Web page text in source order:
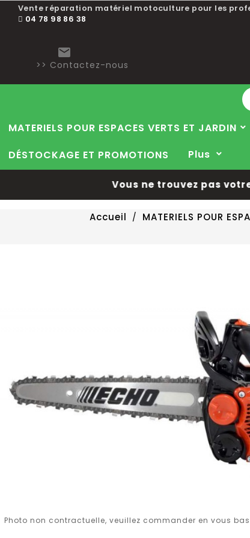
Vente réparation matériel motoculture pour les
04 78 98 86 38

>> Contactez-nous
MATERIELS POUR ESPACES VERTS ET JARDIN
DÉSTOCKAGE ET PROMOTIONS
Plus
Vous ne trouvez pas votre
Accueil MATERIELS POUR
Photo non contractuelle, veuillez commander en vous